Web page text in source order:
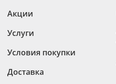
Акции
Услуги
Условия покупки
Доставка